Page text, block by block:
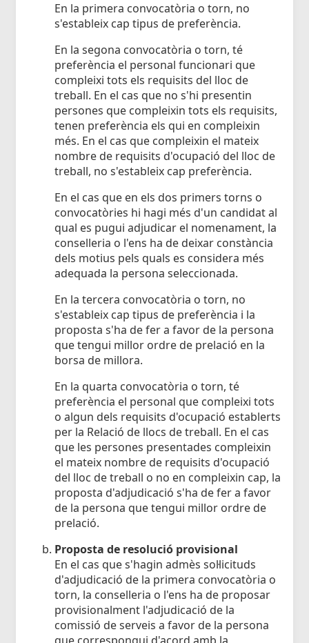
En la primera convocatòria o torn, no
s'estableix cap tipus de preferència.
En la segona convocatòria o torn, té
preferència el personal funcionari que
compleixi tots els requisits del lloc de
treball. En el cas que no s'hi presentin
persones que compleixin tots els requisits,
tenen preferència els qui en compleixin
més. En el cas que compleixin el mateix
nombre de requisits d'ocupació del lloc de
treball, no s'estableix cap preferència.
En el cas que en els dos primers torns o
convocatòries hi hagi més d'un candidat al
qual es pugui adjudicar el nomenament, la
conselleria o l'ens ha de deixar constància
dels motius pels quals es considera més
adequada la persona seleccionada.
En la tercera convocatòria o torn, no
s'estableix cap tipus de preferència i la
proposta s'ha de fer a favor de la persona
que tengui millor ordre de prelació en la
borsa de millora.
En la quarta convocatòria o torn, té
preferència el personal que compleixi tots
o algun dels requisits d'ocupació establerts
per la Relació de llocs de treball. En el cas
que les persones presentades compleixin
el mateix nombre de requisits d'ocupació
del lloc de treball o no en compleixin cap, la
proposta d'adjudicació s'ha de fer a favor
de la persona que tengui millor ordre de
prelació.
Proposta de resolució provisional
En el cas que s'hagin admès sol·licituds
d'adjudicació de la primera convocatòria o
torn, la conselleria o l'ens ha de proposar
provisionalment l'adjudicació de la
comissió de serveis a favor de la persona